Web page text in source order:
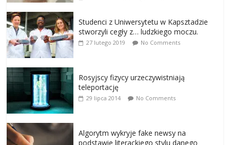
Studenci z Uniwersytetu w Kapsztadzie
stworzyli cegły z… ludzkiego moczu.
27 lutego 2019 No Comments
Rosyjscy fizycy urzeczywistniają
teleportację
29 lipca 2014 No Comments
Algorytm wykryje fake newsy na
podstawie literackiego stylu danego